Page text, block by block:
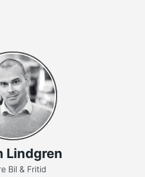
Lindgren
Bil & Fritid